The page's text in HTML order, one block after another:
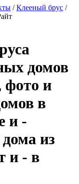
/Клееный брус /
домов
фото и
в
и -
из
и - в